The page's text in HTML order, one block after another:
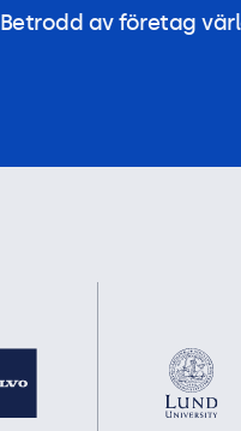
Betrodd av företag